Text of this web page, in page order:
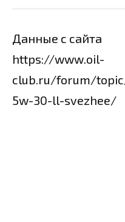
Данные с сайта
https://www.oil-
club.ru/forum/
5w-30-ll-svezhee/